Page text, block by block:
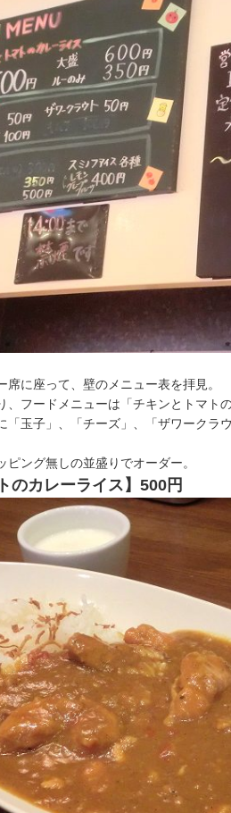
席に座って、壁のメニュー表を拝見。
、フードメニューは「チキンとトマト
「玉子」、「チーズ」、「ザワークラ
ピング無しの並盛りでオーダー。
のカレーライス】500円